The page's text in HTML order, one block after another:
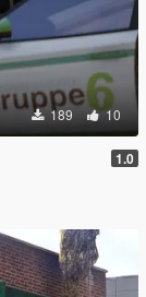
189 10
1.0